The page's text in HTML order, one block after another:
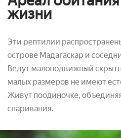
жизни
Эти рептилии
острове Мадагаскар и
Ведут малоподвижный
малых размеров не имеют
Живут поодиночке,
спаривания.